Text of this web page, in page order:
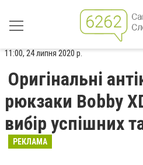
11:00, 24 липня 2020 р.
Оригінальні
рюкзаки Bobby
вибір успішних
РЕКЛАМА